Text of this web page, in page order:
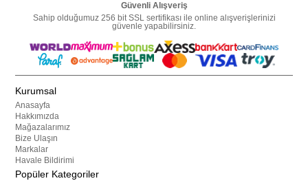
Güvenli Alışveriş
Sahip olduğumuz 256 bit SSL sertifikası ile online alışverişlerinizi
güvenle yapabilirsiniz.
Kurumsal
Anasayfa
Hakkımızda
Mağazalarımız
Bize Ulaşın
Markalar
Havale Bildirimi
Popüler Kategoriler